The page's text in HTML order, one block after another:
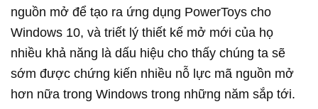
nguồn mở để tạo ra ứng dụng PowerToys cho
Windows 10, và triết lý thiết kế mở mới của họ
nhiều khả năng là dấu hiệu cho thấy chúng ta sẽ
sớm được chứng kiến nhiều nỗ lực mã nguồn mở
hơn nữa trong Windows trong những năm sắp tới.